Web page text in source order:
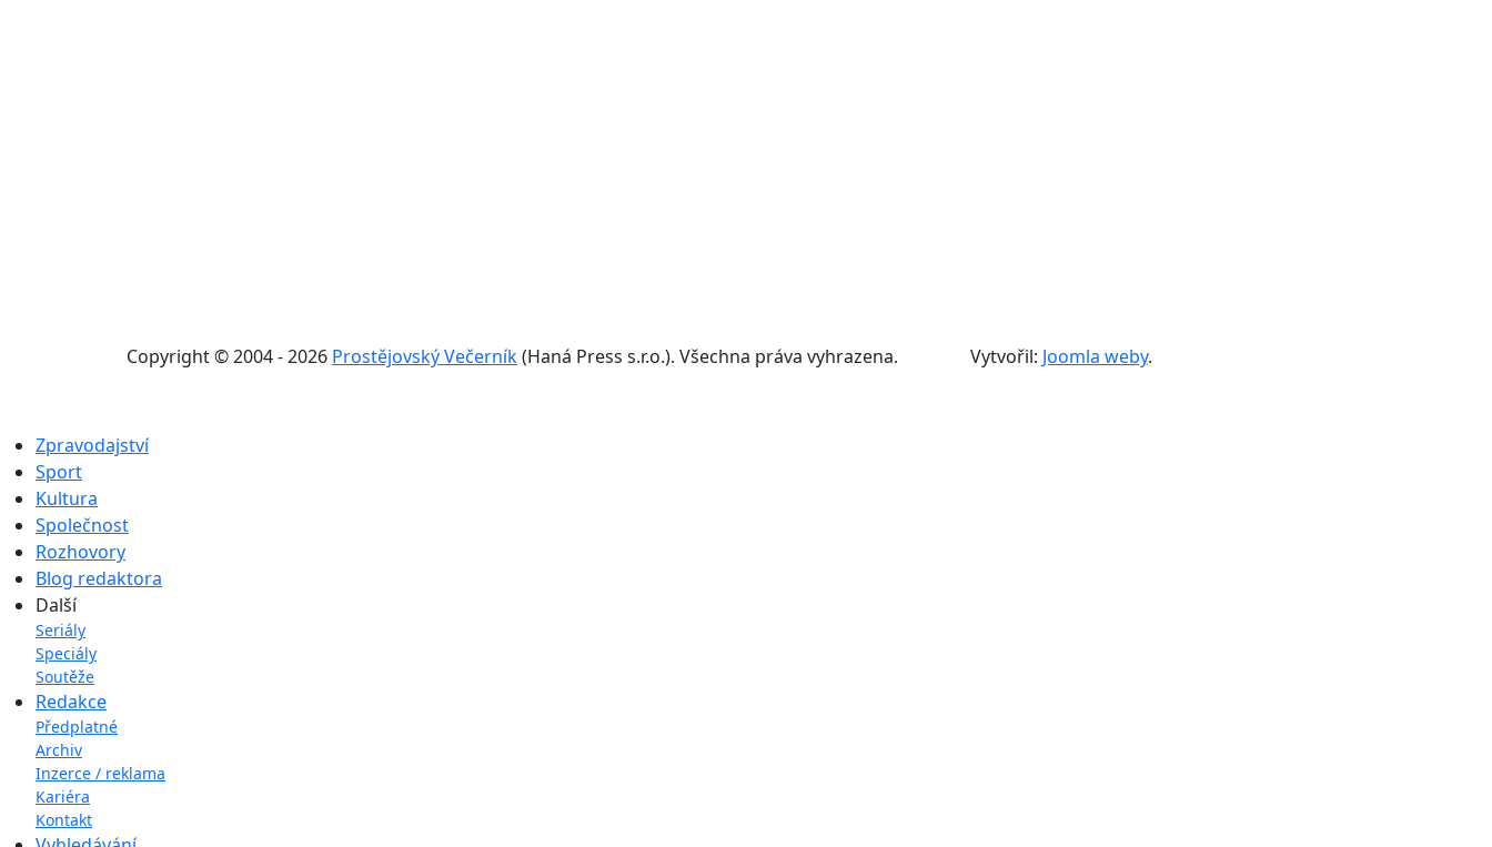
Copyright © 2004 - 2026 Prostějovský Večerník(Haná Press s.r.o.). Všechna práva vyhrazena. Vytvořil: Joomla weby.
Zpravodajství
Sport
Kultura
Společnost
Rozhovory
Blog redaktora
Další
Seriály
Speciály
Soutěže
Redakce
Předplatné
Archiv
Inzerce / reklama
Kariéra
Kontakt